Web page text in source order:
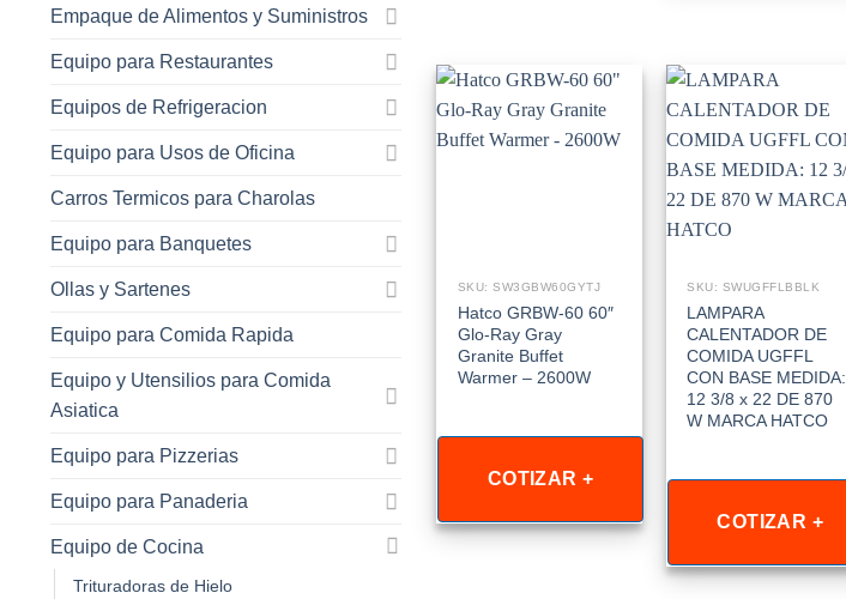
Empaque de Alimentos y Suministros
Equipo para Restaurantes
Equipos de Refrigeracion
Equipo para Usos de Oficina
Carros Termicos para Charolas
Equipo para Banquetes
Ollas y Sartenes
Equipo para Comida Rapida
Equipo y Utensilios para Comida
Asiatica
Equipo para Pizzerias
Equipo para Panaderia
Equipo de Cocina
Trituradoras de Hielo
SKU: SW3GBW60GYTJ
Hatco GRBW-60 60″
Glo-Ray Gray
Granite Buffet
Warmer – 2600W
COTIZAR +
SKU: SWUGFFLBBLK
LAMPARA
CALENTADOR DE
COMIDA UGFFL
CON BASE MEDIDA:
12 3/8 x 22 DE 870
W MARCA HATCO
COTIZAR +